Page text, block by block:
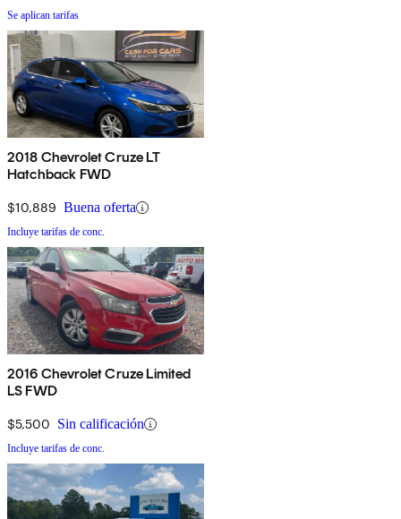
Se aplican tarifas
2018 Chevrolet Cruze LT
Hatchback FWD
$10,889 Buena oferta
Incluye tarifas de conc.
2016 Chevrolet Cruze Limited
LS FWD
$5,500 Sin calificación
Incluye tarifas de conc.